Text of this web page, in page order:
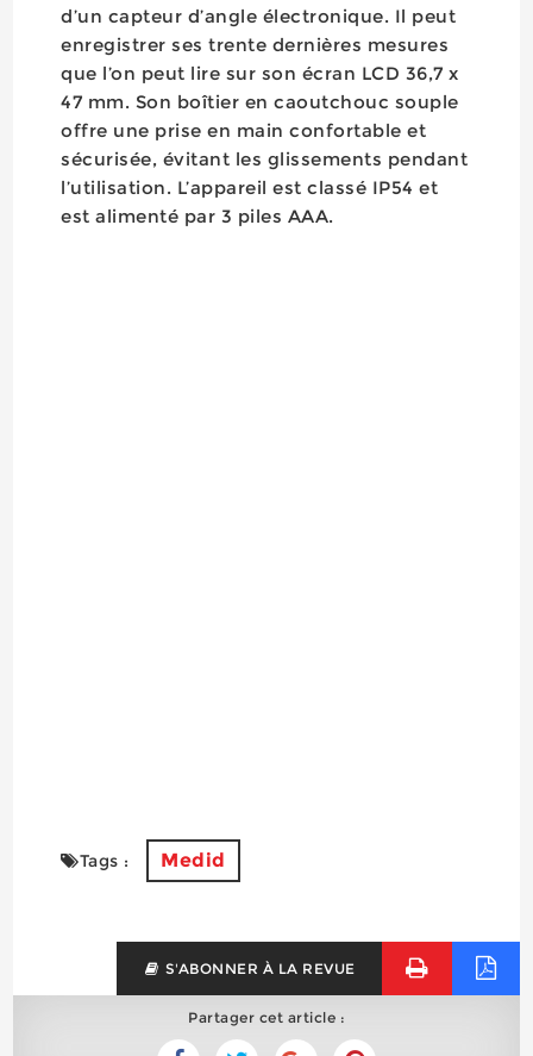
d’un capteur d’angle électronique. Il peut
enregistrer ses trente dernières mesures
que l’on peut lire sur son écran LCD 36,7 x
47 mm. Son boîtier en caoutchouc souple
offre une prise en main confortable et
sécurisée, évitant les glissements pendant
l’utilisation. L’appareil est classé IP54 et
est alimenté par 3 piles AAA.
Tags : Medid
S'ABONNER À LA REVUE
Partager cet article :